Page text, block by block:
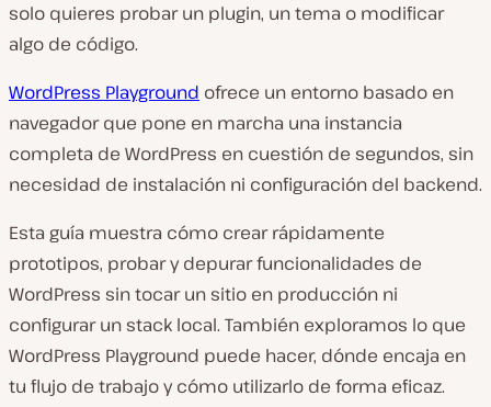
solo quieres probar un plugin, un tema o modificar
algo de código.
WordPress Playground ofrece un entorno basado en
navegador que pone en marcha una instancia
completa de WordPress en cuestión de segundos, sin
necesidad de instalación ni configuración del backend.
Esta guía muestra cómo crear rápidamente
prototipos, probar y depurar funcionalidades de
WordPress sin tocar un sitio en producción ni
configurar un stack local. También exploramos lo que
WordPress Playground puede hacer, dónde encaja en
tu flujo de trabajo y cómo utilizarlo de forma eficaz.